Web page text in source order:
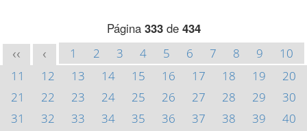
Página 333de 434
<< < 1 2 3 4 5 6 7 8 9
10
11
12 13 14 15 16 17 18 19
20
21
22 23 24 25 26 27 28 29
30
31
32 33 34 35 36 37 38 39
40